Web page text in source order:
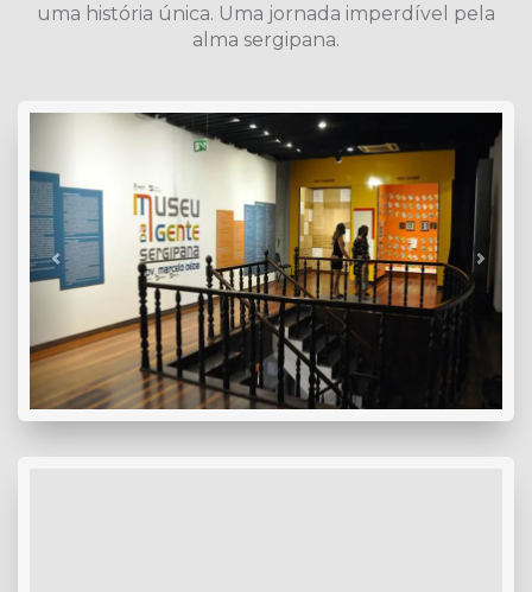
uma história única. Uma jornada imperdível pela
alma sergipana.
Previous Next